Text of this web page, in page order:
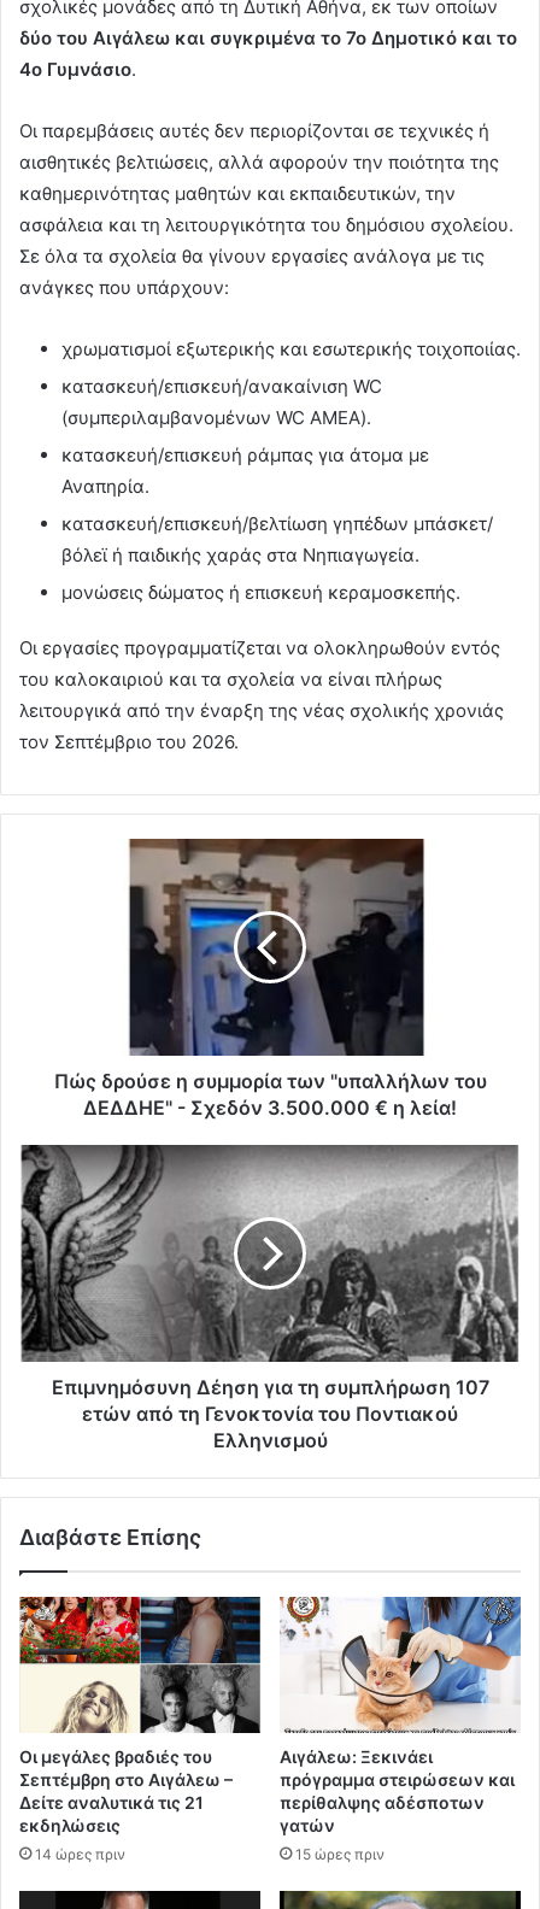
σχολικές μονάδες από τη Δυτική Αθήνα, εκ των οποίων
δύο του Αιγάλεω και συγκριμένα το 7ο Δημοτικό και το
4ο Γυμνάσιο.
Οι παρεμβάσεις αυτές δεν περιορίζονται σε τεχνικές ή
αισθητικές βελτιώσεις, αλλά αφορούν την ποιότητα της
καθημερινότητας μαθητών και εκπαιδευτικών, την
ασφάλεια και τη λειτουργικότητα του δημόσιου σχολείου.
Σε όλα τα σχολεία θα γίνουν εργασίες ανάλογα με τις
ανάγκες που υπάρχουν:
χρωματισμοί εξωτερικής και εσωτερικής τοιχοποιίας.
κατασκευή/επισκευή/ανακαίνιση WC
(συμπεριλαμβανομένων WC ΑΜΕΑ).
κατασκευή/επισκευή ράμπας για άτομα με
Αναπηρία.
κατασκευή/επισκευή/βελτίωση γηπέδων μπάσκετ/
βόλεϊ ή παιδικής χαράς στα Νηπιαγωγεία.
μονώσεις δώματος ή επισκευή κεραμοσκεπής.
Οι εργασίες προγραμματίζεται να ολοκληρωθούν εντός
του καλοκαιριού και τα σχολεία να είναι πλήρως
λειτουργικά από την έναρξη της νέας σχολικής χρονιάς
τον Σεπτέμβριο του 2026.
Πώς δρούσε η συμμορία των "υπαλλήλων του
ΔΕΔΔΗΕ" - Σχεδόν 3.500.000 € η λεία!
Επιμνημόσυνη Δέηση για τη συμπλήρωση 107
ετών από τη Γενοκτονία του Ποντιακού
Ελληνισμού
Διαβάστε Επίσης
Οι μεγάλες βραδιές του
Σεπτέμβρη στο Αιγάλεω –
Δείτε αναλυτικά τις 21
εκδηλώσεις
14 ώρες πριν
Αιγάλεω: Ξεκινάει
πρόγραμμα στειρώσεων και
περίθαλψης αδέσποτων
γατών
15 ώρες πριν